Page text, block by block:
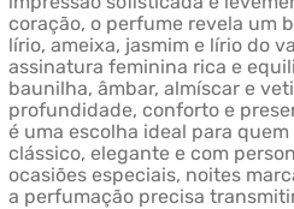
coração, o perfume revela um
lírio, ameixa, jasmim e lírio do
assinatura feminina rica e
baunilha, âmbar, almíscar e
profundidade, conforto e
é uma escolha ideal para
clássico, elegante e com
ocasiões especiais, noites
a perfumação precisa